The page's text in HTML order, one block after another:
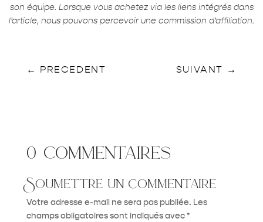
son équipe. Lorsque vous achetez via les liens intégrés dans
l’article, nous pouvons percevoir une commission d’affiliation.
← PRECEDENT SUIVANT →
0 commentaires
Soumettre un commentaire
Votre adresse e-mail ne sera pas publiée. Les
champs obligatoires sont indiqués avec*